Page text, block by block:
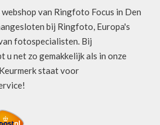
van Ringfoto Focus in Den
bij Ringfoto, Europa's
fotospecialisten. Bij
net zo gemakkelijk als in onze
staat voor